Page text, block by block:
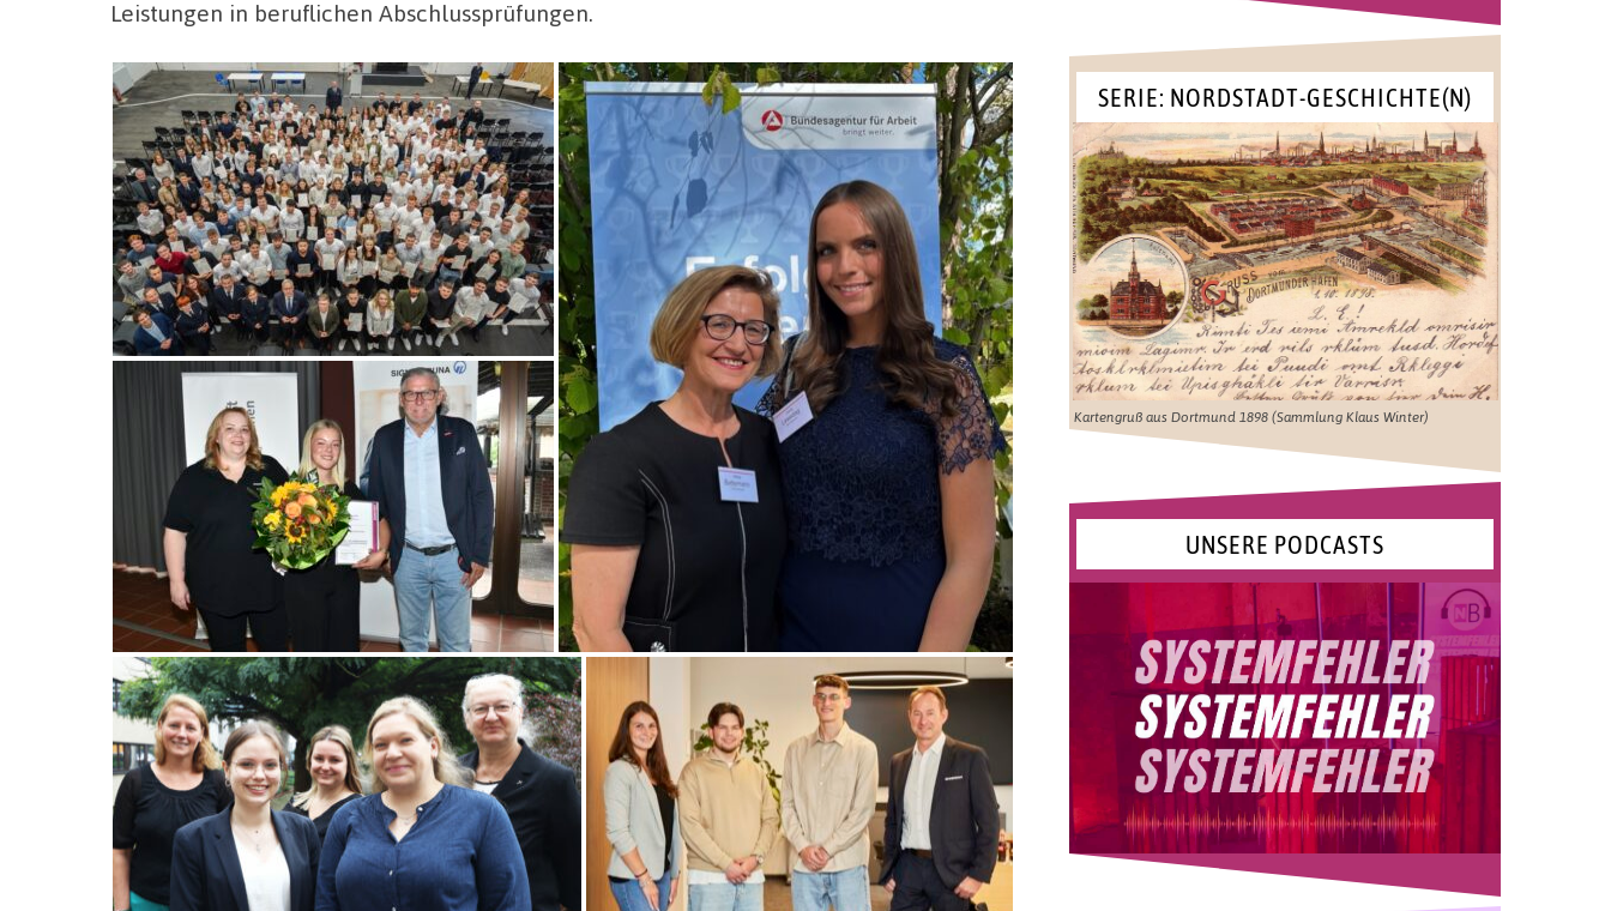
Leistungen in beruflichen Abschlussprüfungen.
SERIE: NORDSTADT-GESCHICHTE(N)
Kartengruß aus Dortmund 1898 (Sammlung Klaus Winter)
UNSERE PODCASTS